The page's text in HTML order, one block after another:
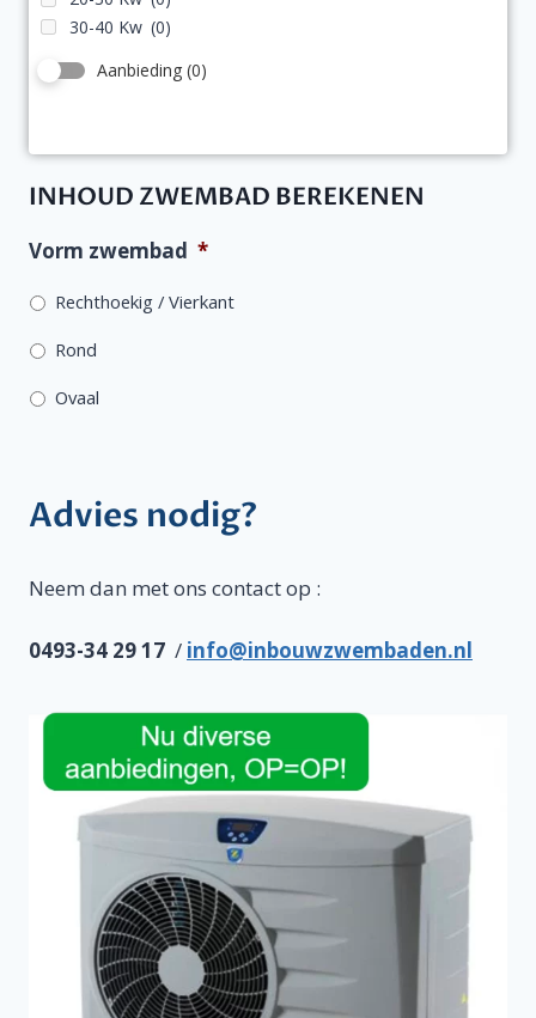
30-40 Kw (0)
Aanbieding (0)
INHOUD ZWEMBAD BEREKENEN
Vorm zwembad *
Rechthoekig / Vierkant
Rond
Ovaal
Advies nodig?
Neem dan met ons contact op :
0493-34 29 17 / info@inbouwzwembaden.nl